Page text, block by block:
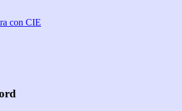
con CIE